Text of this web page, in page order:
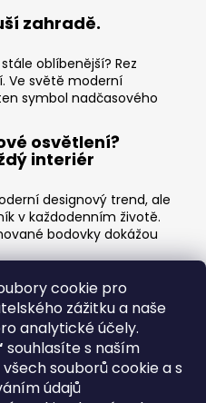
cookie pro
zážitku a naše
analytické účely.
souhlasíte s naším
souborů cookie a s
údajů
zahradě.
oblíbenější? Rez
Ve světě moderní
symbol nadčasového
osvětlení?
interiér
designový trend, ale
v každodenním životě.
bodovky dokážou
v obýváku?
– místo pro relaxaci,
posezení s přáteli i
těchto aktivit ...